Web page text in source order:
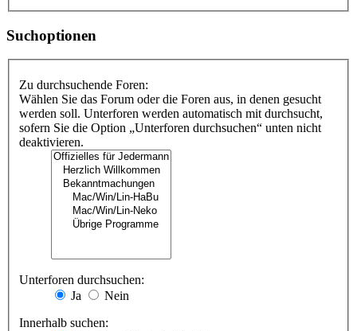
Suchoptionen
Zu durchsuchende Foren:
Wählen Sie das Forum oder die Foren aus, in denen gesucht
werden soll. Unterforen werden automatisch mit durchsucht,
sofern Sie die Option „Unterforen durchsuchen“ unten nicht
deaktivieren.
Unterforen durchsuchen:
Ja
Nein
Innerhalb suchen: